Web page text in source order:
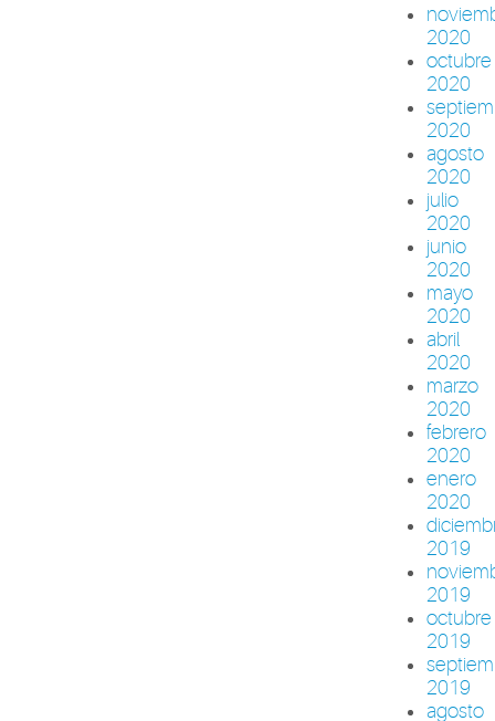
2020
octubre
2020
2020
agosto
2020
julio
2020
junio
2020
mayo
2020
abril
2020
marzo
2020
febrero
2020
enero
2020
2019
2019
octubre
2019
2019
agosto